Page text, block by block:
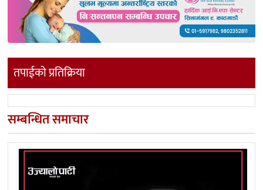
तपाईको प्रतिक्रिया
सम्बन्धित समाचार